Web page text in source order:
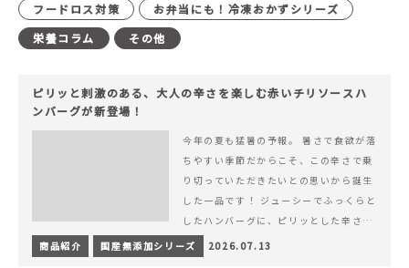
フードロス対策
お弁当にも！冷凍おかずシリーズ
栄養コラム
その他
ピリッと刺激のある、大人の辛さを楽しむ赤いチリソースハ
ンバーグが新登場！
今年の夏も猛暑の予報。 暑さで食欲が落
ちやすい季節だからこそ、この辛さで乗
り切っていただきたいとの思いから誕生
した一品です！ ジューシーでふっくらと
したハンバーグに、ピリッとした辛さと
コク深い旨みが楽しめる特製チリソース
&hellip; 続きを読む ピリッと刺激のあ
商品紹介 国産無添加シリーズ 2026.07.13